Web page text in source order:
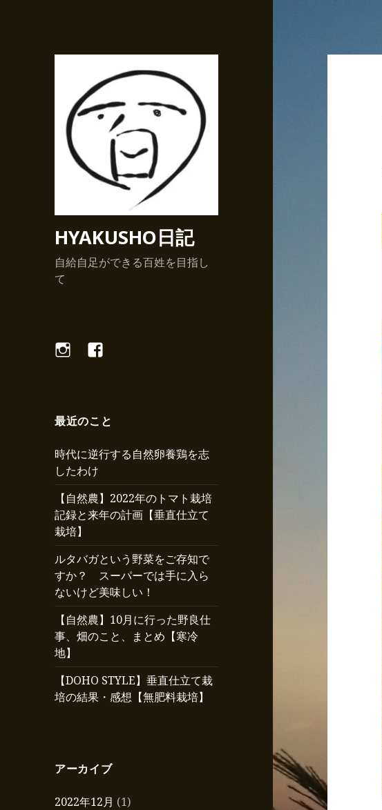
HYAKUSHO日記
自給自足ができる百姓を目指し
て
InstagramFacebook
最近のこと
時代に逆行する自然卵養鶏を志
したわけ
【自然農】2022年のトマト栽培
記録と来年の計画【垂直仕立て
栽培】
ルタバガという野菜をご存知で
すか？ スーパーでは手に入ら
ないけど美味しい！
【自然農】10月に行った野良仕
事、畑のこと、まとめ【寒冷
地】
【DOHO STYLE】垂直仕立て栽
培の結果・感想【無肥料栽培】
アーカイブ
2022年12月 (1)